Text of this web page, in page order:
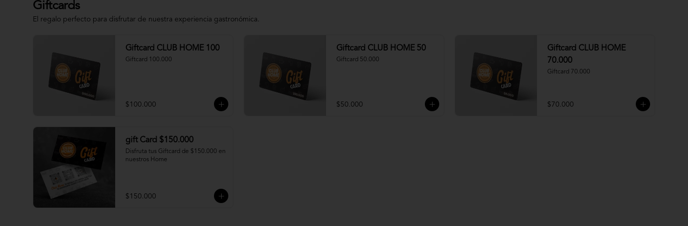
Giftcards
El regalo perfecto para disfrutar de nuestra experiencia gastronómica.
Giftcard CLUB HOME 100
Giftcard 100.000
$100.000
Giftcard CLUB HOME 50
Giftcard 50.000
$50.000
Giftcard CLUB HOME
70.000
Giftcard 70.000
$70.000
gift Card $150.000
Disfruta tus Giftcard de $150.000 en
nuestros Home
$150.000